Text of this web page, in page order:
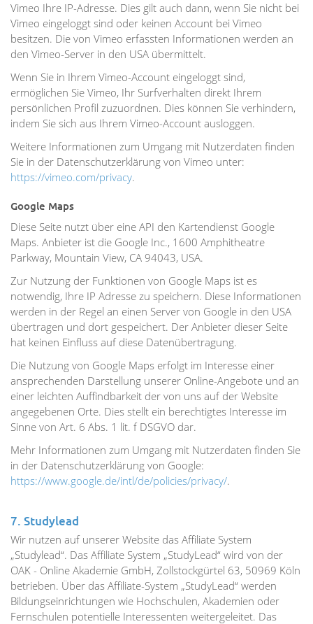
Vimeo Ihre IP-Adresse. Dies gilt auch dann, wenn Sie nicht bei
Vimeo eingeloggt sind oder keinen Account bei Vimeo
besitzen. Die von Vimeo erfassten Informationen werden an
den Vimeo-Server in den USA übermittelt.
Wenn Sie in Ihrem Vimeo-Account eingeloggt sind,
ermöglichen Sie Vimeo, Ihr Surfverhalten direkt Ihrem
persönlichen Profil zuzuordnen. Dies können Sie verhindern,
indem Sie sich aus Ihrem Vimeo-Account ausloggen.
Weitere Informationen zum Umgang mit Nutzerdaten finden
Sie in der Datenschutzerklärung von Vimeo unter:
https://vimeo.com/privacy.
Google Maps
Diese Seite nutzt über eine API den Kartendienst Google
Maps. Anbieter ist die Google Inc., 1600 Amphitheatre
Parkway, Mountain View, CA 94043, USA.
Zur Nutzung der Funktionen von Google Maps ist es
notwendig, Ihre IP Adresse zu speichern. Diese Informationen
werden in der Regel an einen Server von Google in den USA
übertragen und dort gespeichert. Der Anbieter dieser Seite
hat keinen Einfluss auf diese Datenübertragung.
Die Nutzung von Google Maps erfolgt im Interesse einer
ansprechenden Darstellung unserer Online-Angebote und an
einer leichten Auffindbarkeit der von uns auf der Website
angegebenen Orte. Dies stellt ein berechtigtes Interesse im
Sinne von Art. 6 Abs. 1 lit. f DSGVO dar.
Mehr Informationen zum Umgang mit Nutzerdaten finden Sie
in der Datenschutzerklärung von Google:
https://www.google.de/intl/de/policies/privacy/.
7. Studylead
Wir nutzen auf unserer Website das Affiliate System
„Studylead“. Das Affiliate System „StudyLead“ wird von der
OAK - Online Akademie GmbH, Zollstockgürtel 63, 50969 Köln
betrieben. Über das Affiliate-System „StudyLead“ werden
Bildungseinrichtungen wie Hochschulen, Akademien oder
Fernschulen potentielle Interessenten weitergeleitet. Das